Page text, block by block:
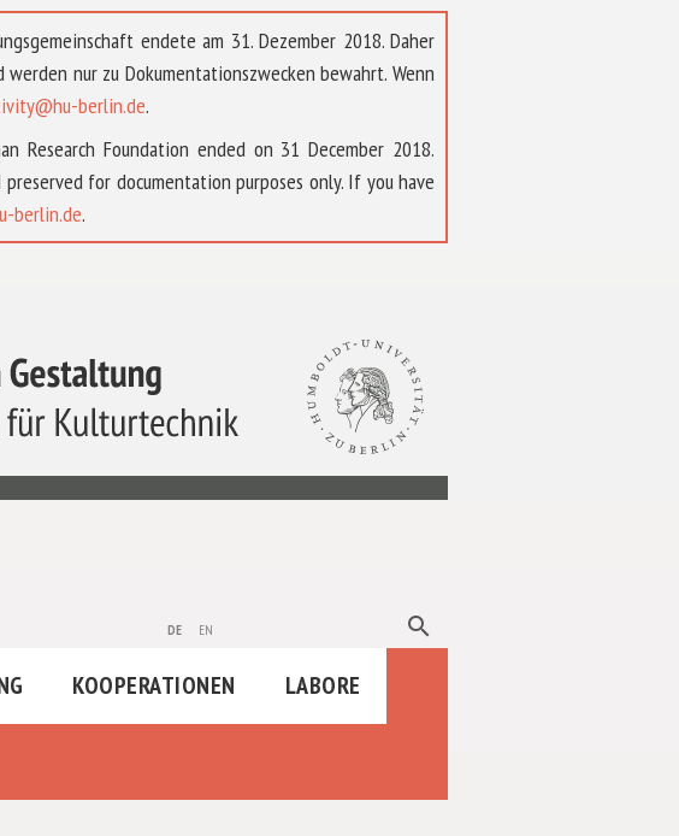
endete am 31. Dezember 2018. Daher
nur zu Dokumentationszwecken bewahrt. Wenn
berlin.de.
Research Foundation ended on 31 December 2018.
for documentation purposes only. If you have
berlin.de.
de en search
KOOPERATIONEN LABORE